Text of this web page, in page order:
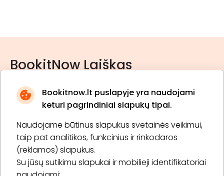
Bookitnow.lt puslapyje yra naudojami
keturi pagrindiniai slapukų tipai.
Naudojame būtinus slapukus svetainės veikimui,
taip pat analitikos, funkcinius ir rinkodaros
(reklamos) slapukus.
Su jūsų sutikimu slapukai ir mobilieji identifikatoriai
BookitNow Laiškas
* Susipažinau su privatumo politika
Prenumeruoti